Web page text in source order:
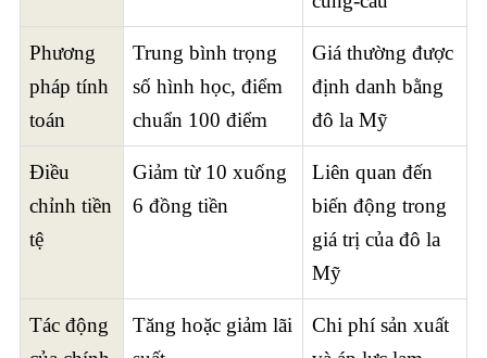
Phương
pháp tính
toán
Trung bình trọng
số hình học, điểm
chuẩn 100 điểm
Giá thường được
định danh bằng
đô la Mỹ
Điều
chỉnh tiền
tệ
Giảm từ 10 xuống
6 đồng tiền
Liên quan đến
biến động trong
giá trị của đô la
Mỹ
Tác động
Tăng hoặc giảm lãi
Chi phí sản xuất